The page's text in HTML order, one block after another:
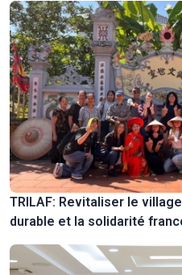
TRILAF: Revitaliser le
durable et la solidarité